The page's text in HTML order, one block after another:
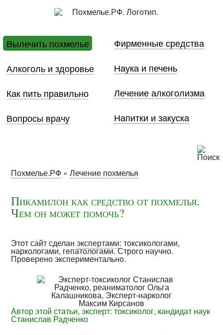
Вылечить похмелье
Фирменные средства
Алкоголь и здоровье
Наука и печень
Как пить правильно
Лечение алкоголизма
Вопросы врачу
Напитки и закуска
Похмелье.РФ » Лечение похмелья
Пикамилон как средство от похмелья.
Чем он может помочь?
Этот сайт сделанэкспертами: токсикологами,
наркологами, гепатологами. Строго научно.
Проверено экспериментально.
Автор этой статьи, эксперт: токсиколог, кандидат наук
Станислав Радченко